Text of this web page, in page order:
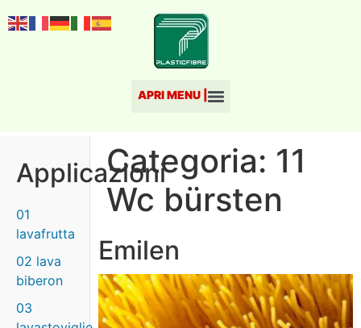
Applicazioni
01
lavafrutta
02 lava
biberon
03
Categoria: 11
Wc bürsten
Emilen